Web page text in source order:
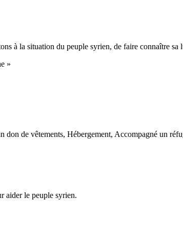
à la situation du peuple syrien, de faire connaître sa
»
don de vêtements, Hébergement, Accompagné un
aider le peuple syrien.